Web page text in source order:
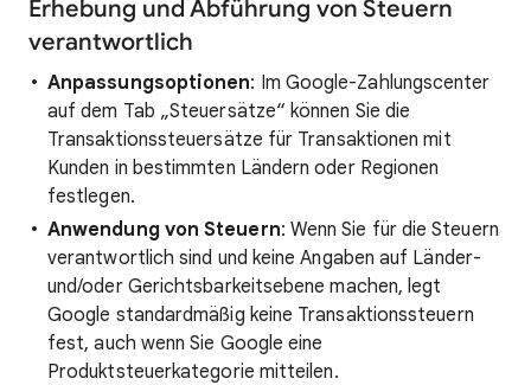
Erhebung und Abführung von Steuern
verantwortlich
Anpassungsoptionen: Im Google-Zahlungscenter
auf dem Tab „Steuersätze“ können Sie die
Transaktionssteuersätze für Transaktionen mit
Kunden in bestimmten Ländern oder Regionen
festlegen.
Anwendung von Steuern: Wenn Sie für die Steuern
verantwortlich sind und keine Angaben auf Länder-
und/oder Gerichtsbarkeitsebene machen, legt
Google standardmäßig keine Transaktionssteuern
fest, auch wenn Sie Google eine
Produktsteuerkategorie mitteilen.